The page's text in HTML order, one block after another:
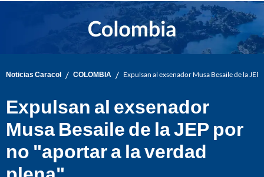
Noticias Caracol / COLOMBIA / Expulsan al exsenador Musa Besaile de la
Expulsan al exsenador
Musa Besaile de la JEP por
no "aportar a la verdad